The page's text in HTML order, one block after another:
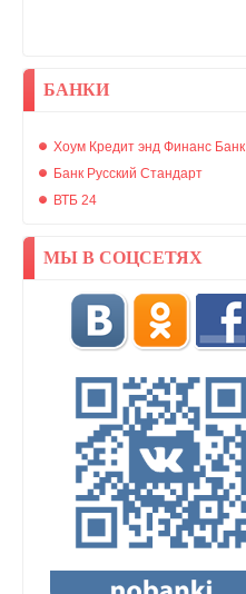
БАНКИ
Хоум Кредит энд Финанс Банк
Банк Русский Стандарт
ВТБ 24
МЫ В СОЦСЕТЯХ